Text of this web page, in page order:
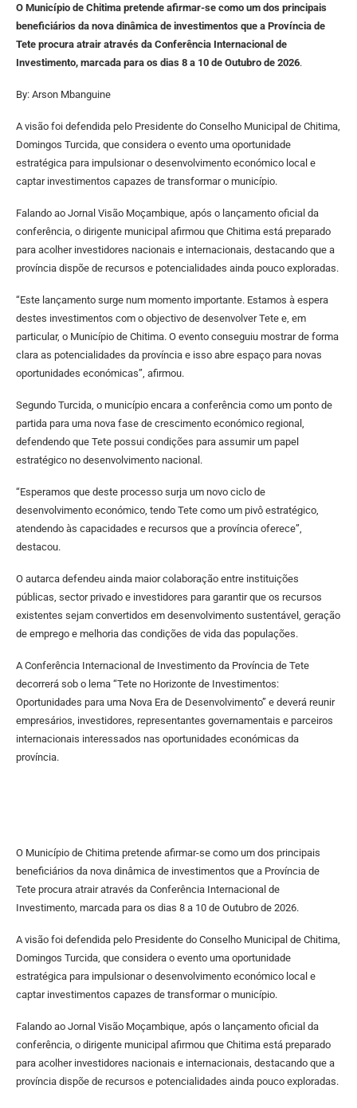
O Município de Chitima pretende afirmar-se como um dos principais
beneficiários da nova dinâmica de investimentos que a Província de
Tete procura atrair através da Conferência Internacional de
Investimento, marcada para os dias 8 a 10 de Outubro de 2026.
By: Arson Mbanguine
A visão foi defendida pelo Presidente do Conselho Municipal de Chitima,
Domingos Turcida, que considera o evento uma oportunidade
estratégica para impulsionar o desenvolvimento económico local e
captar investimentos capazes de transformar o município.
Falando ao Jornal Visão Moçambique, após o lançamento oficial da
conferência, o dirigente municipal afirmou que Chitima está preparado
para acolher investidores nacionais e internacionais, destacando que a
província dispõe de recursos e potencialidades ainda pouco exploradas.
“Este lançamento surge num momento importante. Estamos à espera
destes investimentos com o objectivo de desenvolver Tete e, em
particular, o Município de Chitima. O evento conseguiu mostrar de forma
clara as potencialidades da província e isso abre espaço para novas
oportunidades económicas”, afirmou.
Segundo Turcida, o município encara a conferência como um ponto de
partida para uma nova fase de crescimento económico regional,
defendendo que Tete possui condições para assumir um papel
estratégico no desenvolvimento nacional.
“Esperamos que deste processo surja um novo ciclo de
desenvolvimento económico, tendo Tete como um pivô estratégico,
atendendo às capacidades e recursos que a província oferece”,
destacou.
O autarca defendeu ainda maior colaboração entre instituições
públicas, sector privado e investidores para garantir que os recursos
existentes sejam convertidos em desenvolvimento sustentável, geração
de emprego e melhoria das condições de vida das populações.
A Conferência Internacional de Investimento da Província de Tete
decorrerá sob o lema “Tete no Horizonte de Investimentos:
Oportunidades para uma Nova Era de Desenvolvimento” e deverá reunir
empresários, investidores, representantes governamentais e parceiros
internacionais interessados nas oportunidades económicas da
província.
O Município de Chitima pretende afirmar-se como um dos principais
beneficiários da nova dinâmica de investimentos que a Província de
Tete procura atrair através da Conferência Internacional de
Investimento, marcada para os dias 8 a 10 de Outubro de 2026.
A visão foi defendida pelo Presidente do Conselho Municipal de Chitima,
Domingos Turcida, que considera o evento uma oportunidade
estratégica para impulsionar o desenvolvimento económico local e
captar investimentos capazes de transformar o município.
Falando ao Jornal Visão Moçambique, após o lançamento oficial da
conferência, o dirigente municipal afirmou que Chitima está preparado
para acolher investidores nacionais e internacionais, destacando que a
província dispõe de recursos e potencialidades ainda pouco exploradas.